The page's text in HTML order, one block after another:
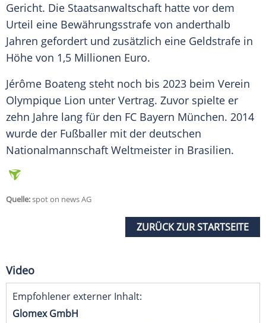
Gericht. Die Staatsanwaltschaft hatte vor dem
Urteil eine Bewährungsstrafe von anderthalb
Jahren gefordert und zusätzlich eine Geldstrafe in
Höhe von 1,5 Millionen Euro.
Jérôme Boateng steht noch bis 2023 beim Verein
Olympique Lion unter Vertrag. Zuvor spielte er
zehn Jahre lang für den FC Bayern München. 2014
wurde der Fußballer mit der deutschen
Nationalmannschaft Weltmeister in Brasilien.
Quelle:spot on news AG
ZURÜCK ZUR STARTSEITE
Video
Empfohlener externer Inhalt:
Glomex GmbH